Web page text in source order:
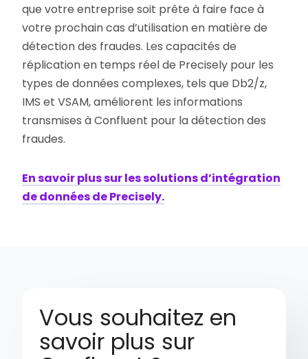
que votre entreprise soit prête à faire face à
votre prochain cas d’utilisation en matière de
détection des fraudes. Les capacités de
réplication en temps réel de Precisely pour les
types de données complexes, tels que Db2/z,
IMS et VSAM, améliorent les informations
transmises à Confluent pour la détection des
fraudes.
En savoir plus sur les solutions d’intégration
de données de Precisely.
Vous souhaitez en
savoir plus sur